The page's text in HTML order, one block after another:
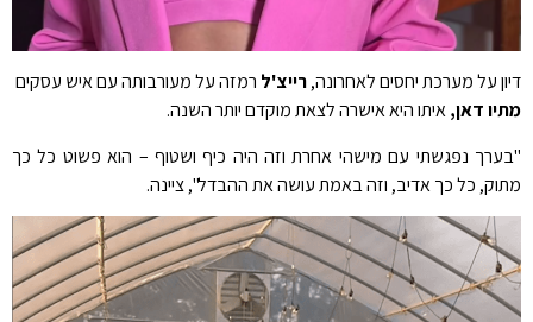
דיון על מערכת יחסים לאחרונה,רייצ'ל רמזה על מעורבותה עם איש עסקים
מתיו דאן,איתו היא אישרה לצאת מוקדם יותר השנה.
"בערך נפגשתי עם מישהי אחרת וזה היה כיף ושטוף – הוא פשוט כל כך
מתוק, כל כך אדיב, וזה באמת עושה את ההבדל", ציינה.